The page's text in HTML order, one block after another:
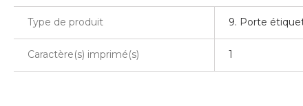
Type de produit 9. Porte
Caractère(s) imprimé(s) 1